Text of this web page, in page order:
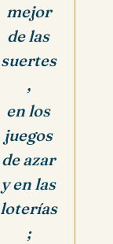
mejor
de las
suertes
,
en los
juegos
de azar
y en las
loterías
;